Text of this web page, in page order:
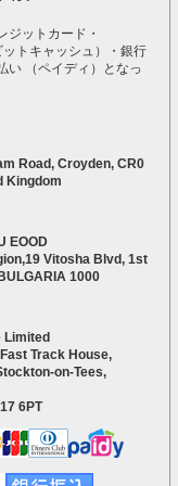
ジットカード・
トキャッシュ）・銀行
い （ペイディ）となっ
Road, Croyden, CR0
Kingdom
EOOD
Vitosha Blvd, 1st
1000
Limited
Track House,
on-Tees,
6PT